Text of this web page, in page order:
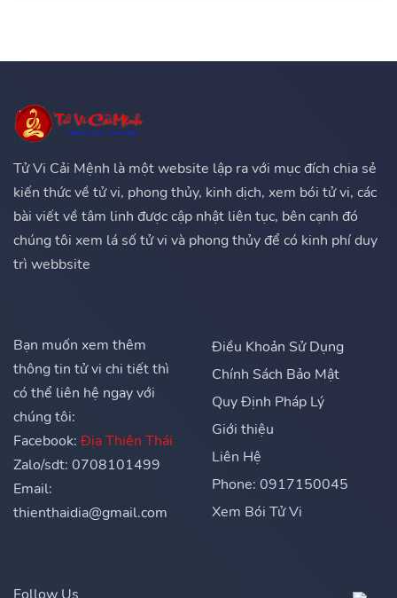
Tử Vi Cải Mệnh là một website lập ra với mục đích chia sẻ
kiến thức về tử vi, phong thủy, kinh dịch, xem bói tử vi, các
bài viết về tâm linh được cập nhật liên tục, bên cạnh đó
chúng tôi xem lá số tử vi và phong thủy để có kinh phí duy
trì webbsite
Bạn muốn xem thêm
thông tin tử vi chi tiết thì
có thể liên hệ ngay với
chúng tôi:
Facebook: Địa Thiên Thái
Zalo/sdt: 0708101499
Email:
thienthaidia@gmail.com
Điều Khoản Sử Dụng
Chính Sách Bảo Mật
Quy Định Pháp Lý
Giới thiệu
Liên Hệ
Phone: 0917150045
Xem Bói Tử Vi